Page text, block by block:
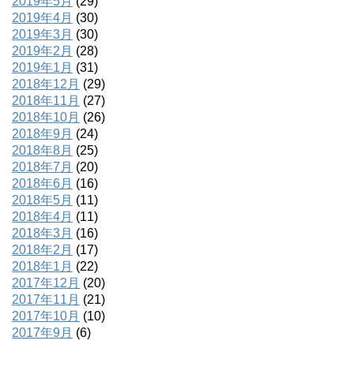
2019年4月 (30)
2019年3月 (30)
2019年2月 (28)
2019年1月 (31)
2018年12月 (29)
2018年11月 (27)
2018年10月 (26)
2018年9月 (24)
2018年8月 (25)
2018年7月 (20)
2018年6月 (16)
2018年5月 (11)
2018年4月 (11)
2018年3月 (16)
2018年2月 (17)
2018年1月 (22)
2017年12月 (20)
2017年11月 (21)
2017年10月 (10)
2017年9月 (6)